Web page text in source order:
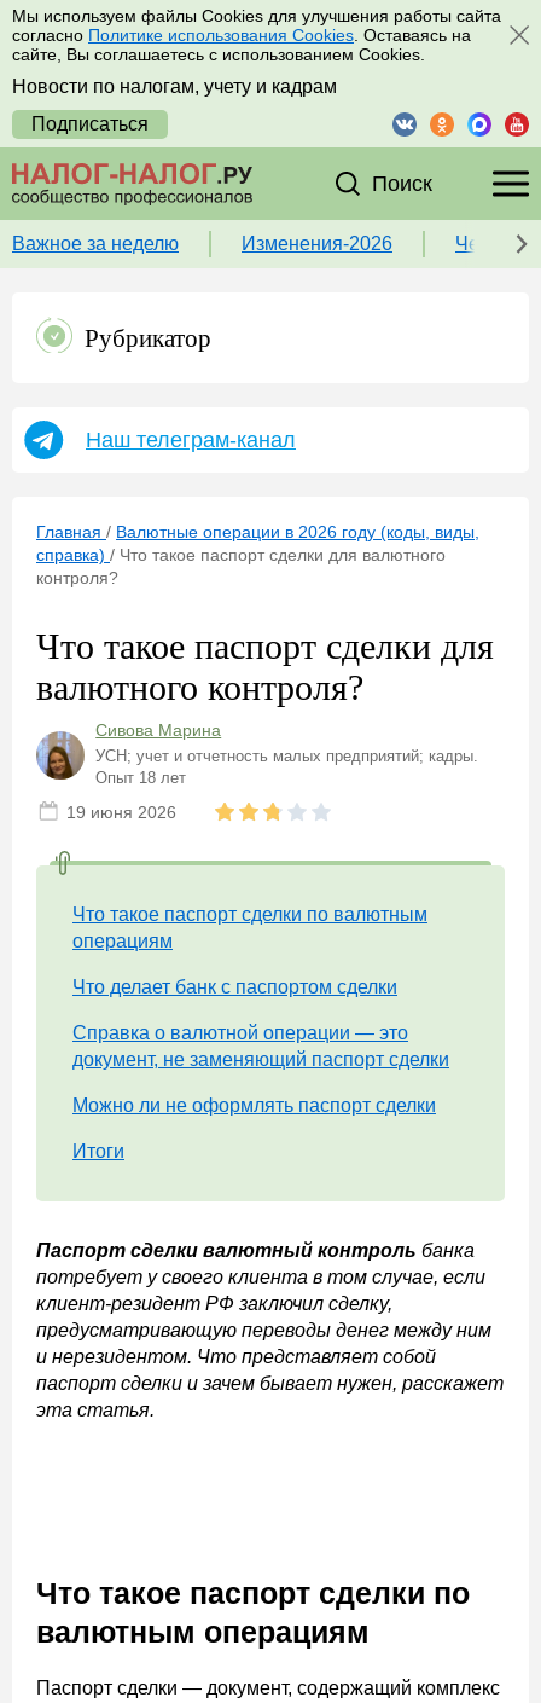
Мы используем файлы Cookies для улучшения работы сайта
согласно Политике использования Cookies . Оставаясь на
сайте, Вы соглашаетесь с использованием Cookies.
Новости по налогам, учету и кадрам
Подписаться
Поиск
Важное за неделю Изменения-2026 Чек-
Рубрикатор
Наш телеграм-канал
Главная / Валютные операции в 2026 году (коды, виды,
справка) / Что такое паспорт сделки для валютного
контроля?
Что такое паспорт сделки для
валютного контроля?
Сивова Марина
УСН; учет и отчетность малых предприятий; кадры.
Опыт 18 лет
19 июня 2026
Что такое паспорт сделки по валютным
операциям
Что делает банк с паспортом сделки
Справка о валютной операции — это
документ, не заменяющий паспорт сделки
Можно ли не оформлять паспорт сделки
Итоги
Паспорт сделки валютный контроль банка
потребует у своего клиента в том случае, если
клиент-резидент РФ заключил сделку,
предусматривающую переводы денег между ним
и нерезидентом. Что представляет собой
паспорт сделки и зачем бывает нужен, расскажет
эта статья.
Что такое паспорт сделки по
валютным операциям
Паспорт сделки — документ, содержащий комплекс